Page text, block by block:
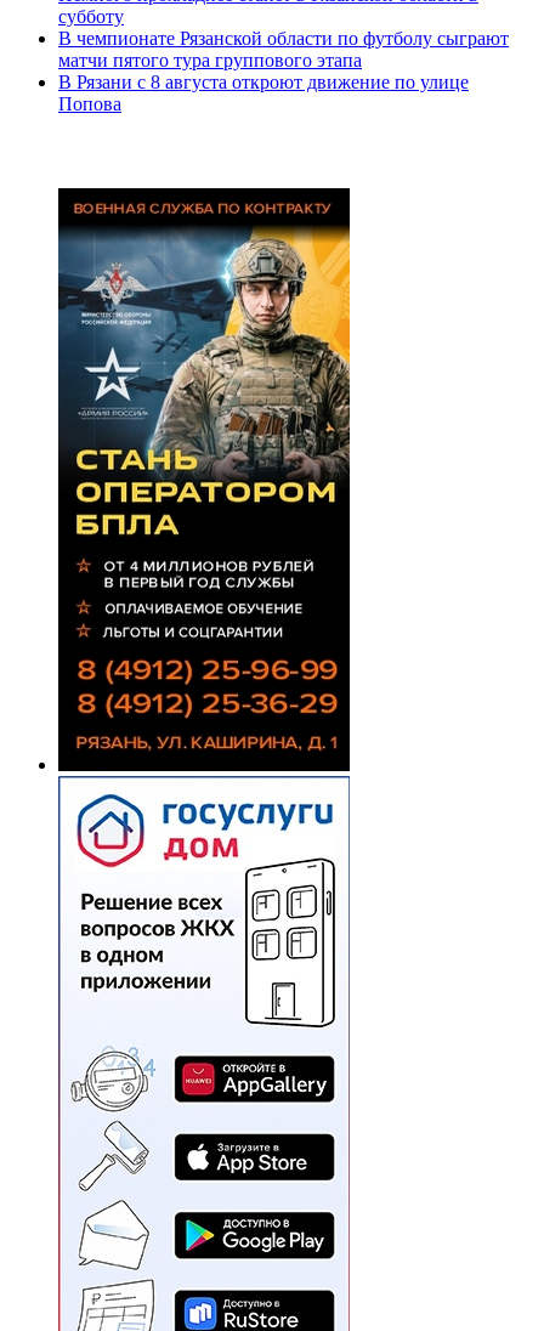
субботу
В чемпионате Рязанской области по футболу сыграют
матчи пятого тура группового этапа
В Рязани с 8 августа откроют движение по улице
Попова